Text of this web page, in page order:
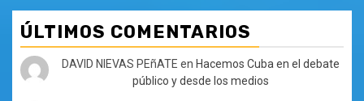
ÚLTIMOS COMENTARIOS
DAVID NIEVAS PEñATE en Hacemos Cuba en el debate
público y desde los medios